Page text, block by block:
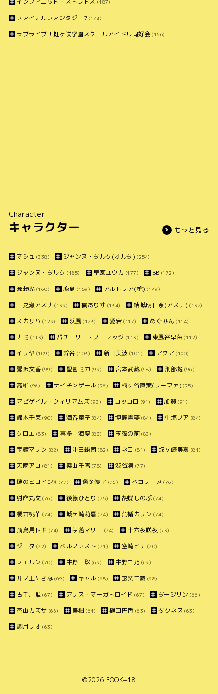
(187)
ファイナルファンタジー7 (173)
ラブライブ！虹ヶ咲学園スクールアイドル同好会 (166)
Character
キャラクター もっと見る
マシュ (338) ジャンヌ・ダルク(オルタ) (254)
ジャンヌ・ダルク (185) 早瀬ユウカ (177) BB (172)
源頼光 (160) 鹿島 (159) アルトリア(槍) (149)
一之瀬アスナ (139) 橘ありす (134) 結城明日奈(アスナ) (132)
スカサハ (129) 浜風 (123) 愛宕 (117) めぐみん (114)
ナミ (113) パチュリー・ノーレッジ (113) 東風谷早苗 (112)
イリヤ (109) 鈴谷 (103) 新田美波 (101) アクア (100)
鷺沢文香 (99) 聖園ミカ (99) 宮本武蔵 (98) 刑部姫 (96)
高雄 (96) ナイチンゲール (96) 桐ヶ谷直葉(リーファ) (95)
アビゲイル・ウィリアムズ (93) コッコロ (91) 加賀 (91)
錦木千束 (90) 酒呑童子 (84) 博麗霊夢 (84) 生塩ノア (84)
クロエ (83) 喜多川海夢 (83) 玉藻の前 (83)
宝鐘マリン (82) 沖田総司 (82) ネロ (81) 城ヶ崎美嘉 (81)
天雨アコ (81) 桑山千雪 (78) 渋谷凛 (77)
謎のヒロインX (77) 黛冬優子 (76) ペコリーヌ (76)
射命丸文 (76) 後藤ひとり (75) 胡蝶しのぶ(74)
櫻井桃華 (74) 城ヶ崎莉嘉 (74) 角楯カリン (74)
飛鳥馬トキ (74) 伊落マリー (74) 十六夜咲夜 (73)
ジータ (72) ベルファスト (71) 空崎ヒナ (70)
フェルン (70) 中野三玖 (69) 中野二乃 (69)
井ノ上たきな (69) キャル (68) 玄奘三蔵 (68)
古手川唯 (67) アリス・マーガトロイド (67) ダージリン (66)
杏山カズサ (66) 美柑 (64) 樋口円香 (63) ダクネス (63)
調月リオ (63)
©2026 BOOK+18